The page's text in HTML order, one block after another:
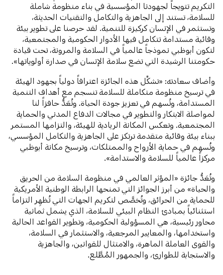
التكريم تتويجاً لجهودنا المؤسسية في بناء منظومة شاملة
للسلامة، تستند إلى الجاهزية والتكامل والتقنيات الحديثة،
وتستثمر في الإنسان كركيزة للتنمية. لقد حرصنا على تطوير بيئة
وقائية مستدامة تتكامل فيها الأدوار الحكومية والمجتمعية،
لتكون أبوظبي نموذجاً عالمياً في السلامة والمرونة، تحت قيادة
حكومتنا الرشيدة التي تضع سلامة الإنسان في صدارة أولوياتها».
وأضاف سعادته: «تشكِّل هذه الجائزة اعترافاً دولياً بجهود الهيئة
في ترسيخ منظومة متكاملة للسلامة تنسجم مع أهداف التنمية
المستدامة، وتُسهم في تعزيز جودة الحياة. وتُعَدُّ حافزاً لنا
لمواصلة الابتكار والتطوير في مجالات الدفاع المدني والحماية
المجتمعية. وتعكس المكانة الريادية للهيئة، والتزامها المستمر
ببناء بيئة وقائية متقدمة ترتكز على الجاهزية والتكامل المؤسسي،
وتُسهم في حماية الأرواح والممتلكات، وترسيخ مكانة أبوظبي
مركزاً عالمياً للسلامة والاستدامة».
وتُعَدُّ جائزة «المؤثر العالمي في منظومة السلامة من الحريق
والحياة» من أبرز الجوائز التي تمنحها الرابطة الوطنية الأمريكية
للحماية من الحرائق، وتُخصَّص لتكريم الجهات التي تُظهِر التزاماً
استثنائياً بمبادئ النظام البيئي للسلامة، الذي يشمل ثمانية
محاور رئيسية، هي المسؤولية الحكومية، وتطوير القواعد الحالية
واستخدامها، والمعايير المرجعية، والاستثمار في السلامة،
والقوى العاملة الماهرة، والامتثال للقوانين، والجاهزية
والاستجابة للطوارئ، والجمهور المُطَّلع.